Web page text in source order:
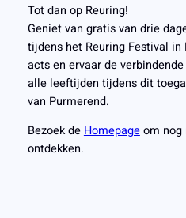
Tot dan op Reuring!
Geniet van gratis van drie
tijdens het Reuring Festival
acts en ervaar de
alle leeftijden tijdens dit
van Purmerend.
Bezoek de Homepageom nog
ontdekken.